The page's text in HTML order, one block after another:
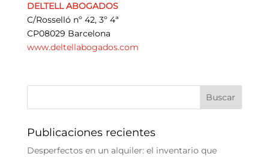
DELTELL ABOGADOS
C/Rosselló nº 42, 3º 4ª
CP08029 Barcelona
www.deltellabogados.com
Publicaciones recientes
Desperfectos en un alquiler: el inventario que